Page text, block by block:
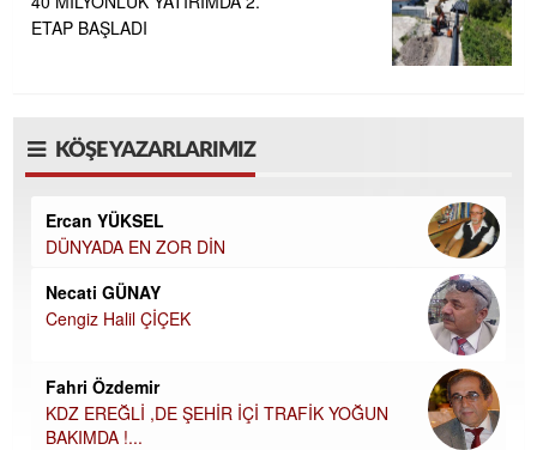
ETAP BAŞLADI
KÖŞE YAZARLARIMIZ
Ercan YÜKSEL
DÜNYADA EN ZOR DİN
Necati GÜNAY
Cengiz Halil ÇİÇEK
Fahri Özdemir
KDZ EREĞLİ ,DE ŞEHİR İÇİ TRAFİK YOĞUN
BAKIMDA !...